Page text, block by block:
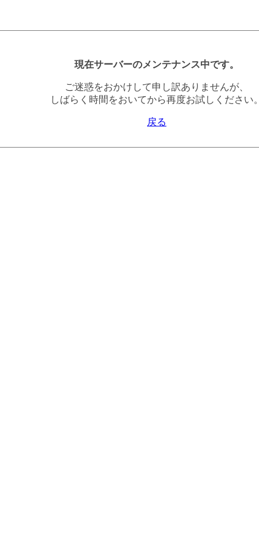
現在サーバーのメンテナンス中です。
ご迷惑をおかけして申し訳ありませんが、
しばらく時間をおいてから再度お試しください。
戻る